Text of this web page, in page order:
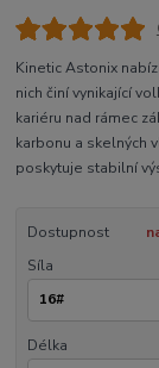
Kinetic Astonix
nich činí vynikající
kariéru nad rámec
karbonu a skelných
poskytuje stabilní
Dostupnost
Síla
Délka